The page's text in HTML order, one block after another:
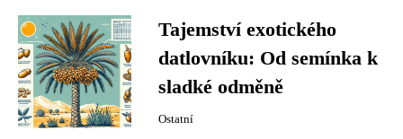
Tajemství exotického
datlovníku: Od semínka k
sladké odměně
Ostatní